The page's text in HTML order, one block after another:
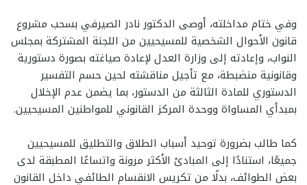
وفي ختام مداخلته، أوصى الدكتور نادر الصيرفي بسحب مشروع
قانون الأحوال الشخصية للمسيحيين من اللجنة المشتركة بمجلس
النواب، وإعادته إلى وزارة العدل لإعادة صياغته بصورة دستورية
وقانونية منضبطة، مع تأجيل مناقشته لحين حسم التفسير
الدستوري للمادة الثالثة من الدستور، بما يضمن عدم الإخلال
بمبدأي المساواة ووحدة المركز القانوني للمواطنين المسيحيين.
كما طالب بضرورة توحيد أسباب الطلاق والتطليق للمسيحيين
جميعًا، استنادًا إلى المبادئ الأكثر مرونة واتساعًا المطبقة لدى
بعض الطوائف، بدلًا من تكريس الانقسام الطائفي داخل القانون